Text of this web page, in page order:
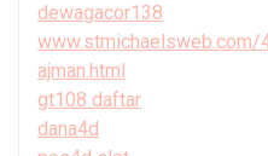
dewagacor138
ajman.html
gt108 daftar
dana4d